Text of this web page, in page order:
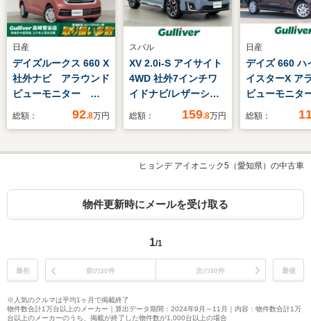
日産
デイズルークス 660 X
社外ナビ アラウンド
ビューモニター
ETC リアドラレコ
ングストップ 片側パ
止機能 オートライ
総額： 92.8万円
スバル
XV 2.0i-S アイサイト
4WD 社外7インチワ
イドナビ/レザーシー
ト/衝突軽減ブレーキ
ーズコントロール/ブ
レーキアシスト/パド
ー探知機/パワーシー
総額： 159.8万円
日産
デイズ 660 ハ
イスターX ア
ビューモニ
ージェンシー
ー アイドリ
ップ 純正デ
ドライト 純
総額：
ヒョンデ アイオニック5（愛知県）の中古車
物件更新時にメールを受け取る
1/1
最初 前の30件 次の30件 最後
※人気のクルマは平均1ヶ月で掲載終了
物件数合計1万台以上のメーカー｜算出データ期間：2024年9月～11月｜内容：物件数合計1万
台以上のメーカーのうち、掲載が終了した物件数が1,000台以上の場合